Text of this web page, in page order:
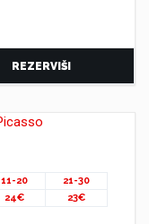
REZERVIŠI
11-20
21-30
24€ 23€